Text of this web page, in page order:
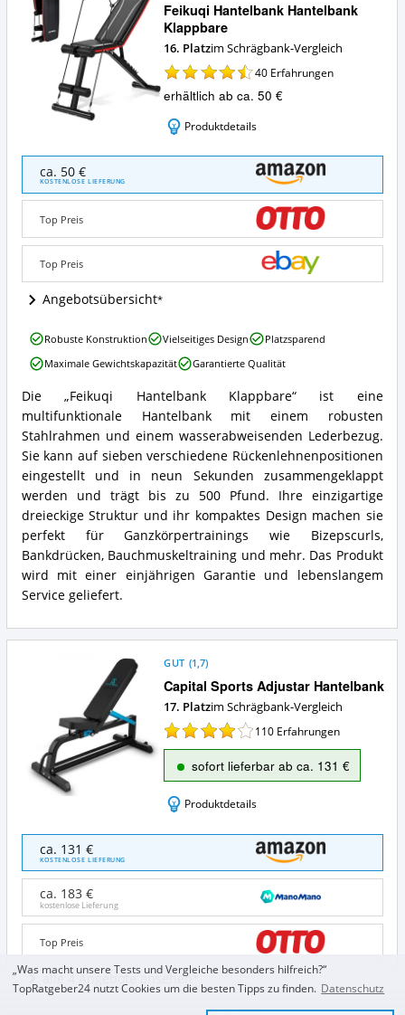
Feikuqi Hantelbank Hantelbank
Klappbare
16. Platzim Schrägbank-Vergleich
40 Erfahrungen
erhältlich ab ca. 50 €
Produktdetails
Hantelbank
Hantelbank
Klappbare
Angebote:
Wo
diese
Schrägbank
erhältlich?
ca. 50 €
KOSTENLOSE LIEFERUNG
Top Preis
Top Preis
Angebotsübersicht
Feikuqi
Hantelbank
Hantelbank
Klappbare
Zusammenfassung:
Was
bietet
diese
Schrägbank?
Die „Feikuqi Hantelbank Klappbare“ ist eine
multifunktionale Hantelbank mit einem robusten
Stahlrahmen und einem wasserabweisenden Lederbezug.
Sie kann auf sieben verschiedene Rückenlehnenpositionen
eingestellt und in neun Sekunden zusammengeklappt
werden und trägt bis zu 500 Pfund. Ihre einzigartige
dreieckige Struktur und ihr kompaktes Design machen sie
perfekt für Ganzkörpertrainings wie Bizepscurls,
Bankdrücken, Bauchmuskeltraining und mehr. Das Produkt
wird mit einer einjährigen Garantie und lebenslangem
Service geliefert.
Feikuqi
Hantelbank
Hantelbank
Vorteile:
Was
spricht
für
diese
Schrägbank?
Robuste Konstruktion Vielseitiges Design
Platzsparend
Maximale Gewichtskapazität
Garantierte Qualität
Capital Sports Adjustar Hantelbank
GUT (1,7)
17. Platzim Schrägbank-Vergleich
110 Erfahrungen
sofort lieferbar ab ca. 131 €
Produktdetails
Sports
Adjustar
Hantelbank
Angebote:
Wo
diese
Schrägbank
erhältlich?
ca. 131 €
KOSTENLOSE LIEFERUNG
ca. 183 €
kostenlose Lieferung
Top Preis
alle 4 Angebote ansehen
„Was macht unsere Tests und Vergleiche besonders hilfreich?“
TopRatgeber24 nutzt Cookies um die besten Tipps zu finden. Datenschutz